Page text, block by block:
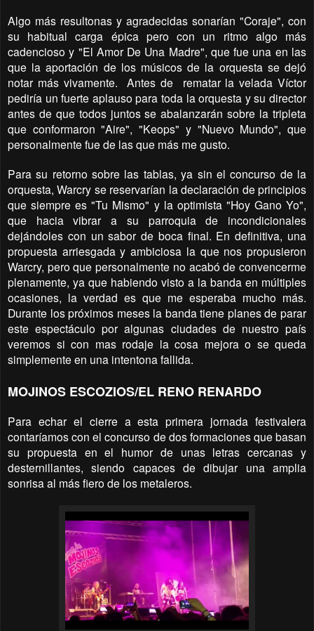
Algo más resultonas y agradecidas sonarían "Coraje", con
su habitual carga épica pero con un ritmo algo más
cadencioso y "El Amor De Una Madre", que fue una en las
que la aportación de los músicos de la orquesta se dejó
notar más vivamente. Antes de rematar la velada Víctor
pediría un fuerte aplauso para toda la orquesta y su director
antes de que todos juntos se abalanzarán sobre la tripleta
que conformaron "Aire", "Keops" y "Nuevo Mundo", que
personalmente fue de las que más me gusto.
Para su retorno sobre las tablas, ya sin el concurso de la
orquesta, Warcry se reservarían la declaración de principios
que siempre es "Tu Mismo" y la optimista "Hoy Gano Yo",
que hacia vibrar a su parroquia de incondicionales
dejándoles con un sabor de boca final. En definitiva, una
propuesta arriesgada y ambiciosa la que nos propusieron
Warcry, pero que personalmente no acabó de convencerme
plenamente, ya que habiendo visto a la banda en múltiples
ocasiones, la verdad es que me esperaba mucho más.
Durante los próximos meses la banda tiene planes de parar
este espectáculo por algunas ciudades de nuestro país
veremos si con mas rodaje la cosa mejora o se queda
simplemente en una intentona fallida.
MOJINOS ESCOZIOS/EL RENO RENARDO
Para echar el cierre a esta primera jornada festivalera
contaríamos con el concurso de dos formaciones que basan
su propuesta en el humor de unas letras cercanas y
desternillantes, siendo capaces de dibujar una amplia
sonrisa al más fiero de los metaleros.